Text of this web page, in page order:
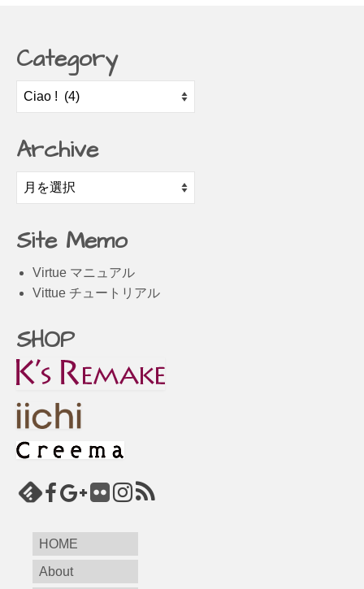
Category
Category
Archive
Archive
Site Memo
Virtue マニュアル
Vittue チュートリアル
SHOP
HOME
About